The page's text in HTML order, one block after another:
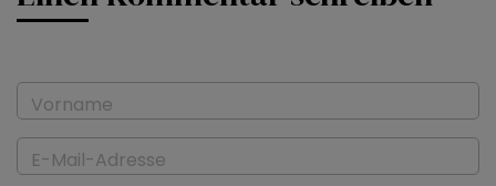
Vorname
E-Mail-Adresse